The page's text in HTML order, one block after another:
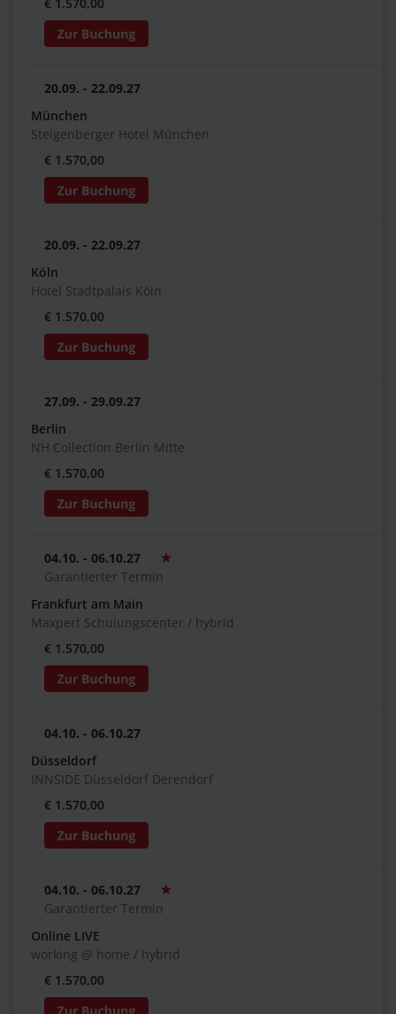
20.09. - 22.09.27
München
Steigenberger Hotel München
€ 1.570,00
20.09. - 22.09.27
Köln
Hotel Stadtpalais Köln
€ 1.570,00
27.09. - 29.09.27
Berlin
NH Collection Berlin Mitte
€ 1.570,00
04.10. - 06.10.27
Garantierter Termin
Frankfurt am Main
Maxpert Schulungscenter / hybrid
€ 1.570,00
04.10. - 06.10.27
Düsseldorf
INNSIDE Düsseldorf Derendorf
€ 1.570,00
04.10. - 06.10.27
Garantierter Termin
Online LIVE
working @ home / hybrid
€ 1.570,00